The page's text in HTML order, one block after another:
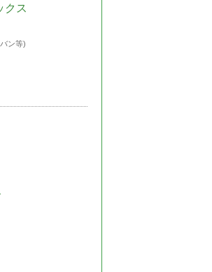
クス
ン等)